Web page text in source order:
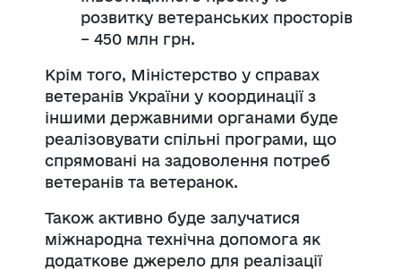
розвитку ветеранських просторів
– 450 млн грн.
Крім того, Міністерство у справах
ветеранів України у координації з
іншими державними органами буде
реалізовувати спільні програми, що
спрямовані на задоволення потреб
ветеранів та ветеранок.
Також активно буде залучатися
міжнародна технічна допомога як
додаткове джерело для реалізації